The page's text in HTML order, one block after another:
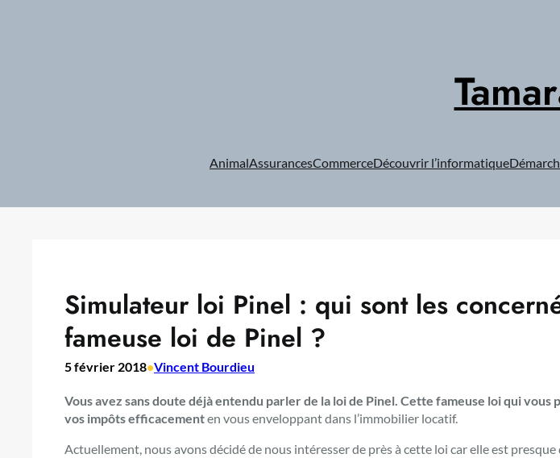
AnimalAssurancesCommerceDécouvrir l’informatique
Simulateur loi Pinel : qui sont les
fameuse loi de Pinel ?
5 février 2018•Vincent Bourdieu
Vous avez sans doute déjà entendu parler de la loi de Pinel. Cette fameuse loi qui vous
vos impôts efficacementen vous enveloppant dans l’immobilier locatif.
Actuellement, nous avons décidé de nous intéresser de près à cette loi car elle est